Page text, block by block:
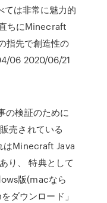
ては非常に魅力的
ちにMinecraft
指先で創造性の
06 2020/06/21
の検証のために
売されている
はMinecraft Java
り、 特典として
版(macなら
ウンロード」